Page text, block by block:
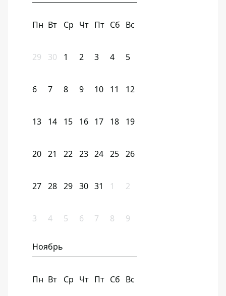
Пн Вт Ср Чт Пт Сб Вс
29 30 1 2 3 4 5
6 7 8 9 10 11 12
13 14 15 16 17 18 19
20 21 22 23 24 25 26
27 28 29 30 31 1 2
3 4 5 6 7 8 9
Ноябрь
Пн Вт Ср Чт Пт Сб Вс